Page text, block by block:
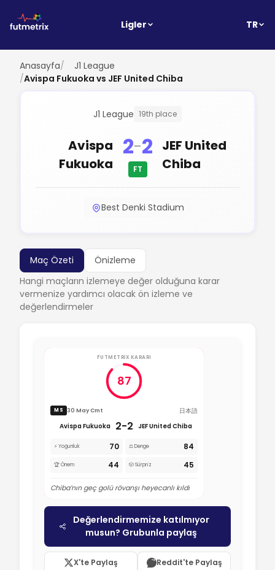
Ligler TR
Anasayfa/
J1 League
/Avispa Fukuoka vs JEF United Chiba
J1 League 19th place
Avispa
Fukuoka
2-2
FT
JEF United
Chiba
Best Denki Stadium
Maç Özeti
Önizleme
Hangi maçların izlemeye değer olduğuna karar
vermenize yardımcı olacak ön izleme ve
değerlendirmeler
FUTMETRIX KARARI
87
MS 30 May Cmt
日本語
Avispa Fukuoka
2-2 JEF United Chiba
⚡ Yoğunluk 70 ⚖️ Denge 84
🏆 Önem 44 🎲 Sürpriz 45
Chiba’nın geç golü rövanşı heyecanlı kıldı
Değerlendirmemize katılmıyor
musun? Grubunla paylaş
X'te Paylaş Reddit'te Paylaş